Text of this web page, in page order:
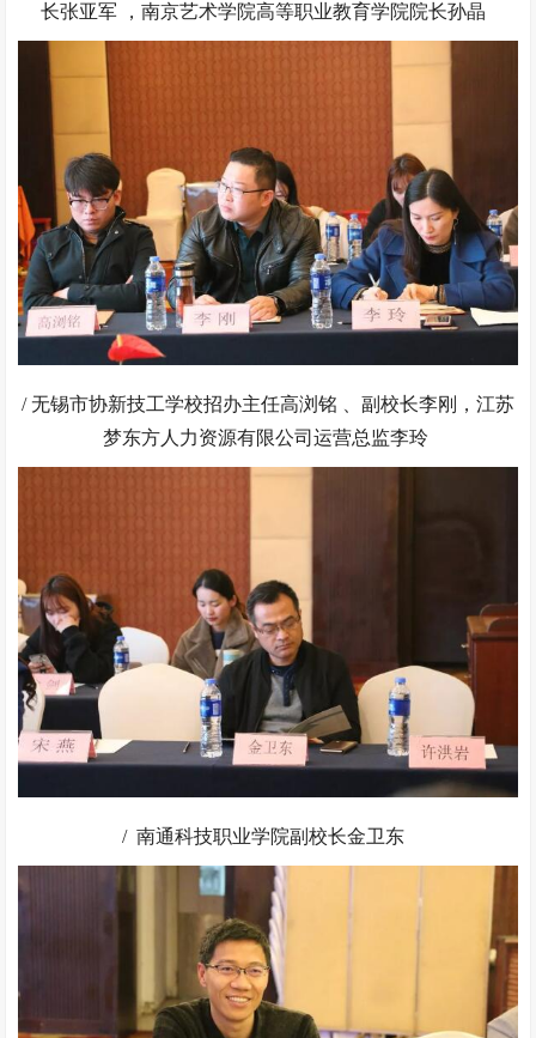
长张亚军 ，南京艺术学院高等职业教育学院院长孙晶
/ 无锡市协新技工学校招办主任高浏铭 、副校长李刚，江苏
梦东方人力资源有限公司运营总监李玲
/ 南通科技职业学院副校长金卫东